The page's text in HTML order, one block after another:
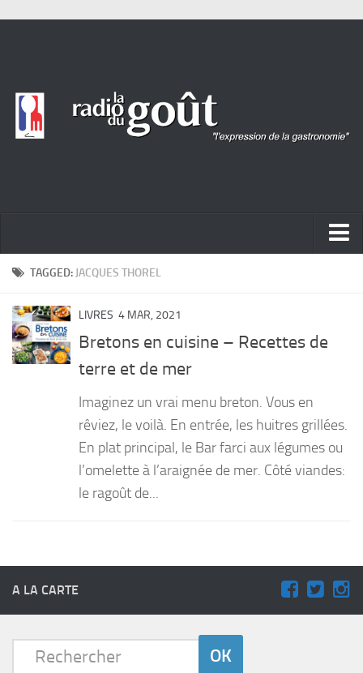
ACTUALITÉ
PORTRAITS
LIVRES
Desserts
TAGGED:JACQUES THOREL
LIVRES 4 MAR, 2021
Bretons en cuisine – Recettes de
terre et de mer
Imaginez un vrai menu breton. Vous en
rêviez, le voilà. En entrée, les huitres grillées.
En plat principal, le Bar farci aux légumes ou
l’omelette à l’araignée de mer. Côté viandes:
le ragoût de...
A LA CARTE